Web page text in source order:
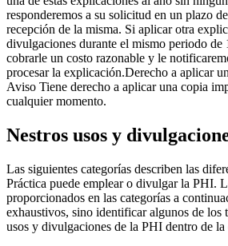
responderemos a su solicitud en un plazo
recepción de la misma. Si aplicar otra
divulgaciones durante el mismo periodo de
cobrarle un costo razonable y le
procesar la explicación.Derecho a aplicar
Aviso Tiene derecho a aplicar una copia
cualquier momento.
Nestros usos y
Las siguientes categorías describen las
Práctica puede emplear o divulgar la PHI.
proporcionados en las categorías a
exhaustivos, sino identificar algunos de los
usos y divulgaciones de la PHI dentro de la